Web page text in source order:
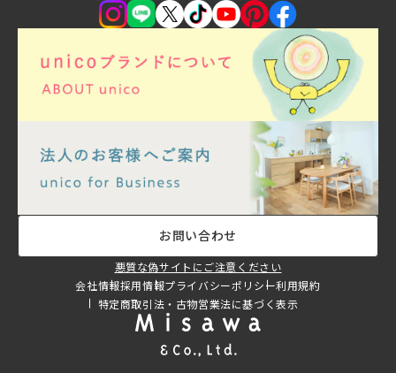
お問い合わせ
悪質な偽サイトにご注意ください
会社情報採用情報プライバシーポリシー利用規約
特定商取引法・古物営業法に基づく表示